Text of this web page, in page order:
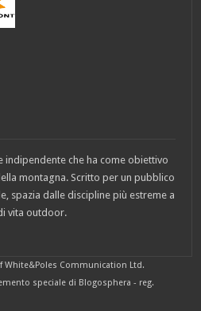
indipendente che ha come obiettivo
montagna. Scritto per un pubblico
spazia dalle discipline più estreme a
vita outdoor.
White&Poles Communication Ltd.
speciale di Blogosphera - reg.